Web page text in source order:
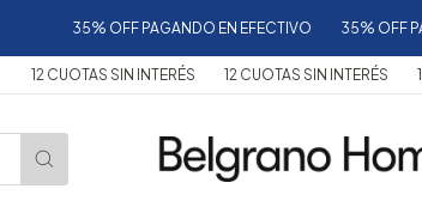
35% OFF PAGANDO EN EFECTIVO 35% OFF
12 CUOTAS SIN INTERÉS 12 CUOTAS SIN INTERÉS 12